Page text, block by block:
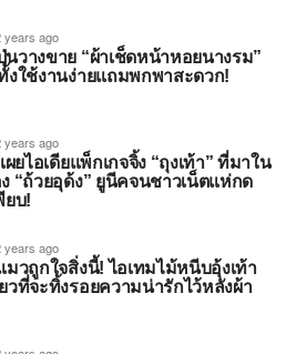
years ago
วางขาย “ผ้าเช็ดหน้าหอยนางรม”
งใช้งานง่ายแถมพกพาสะดวก!
years ago
ผยไอเดียแพ็กเกจจิ้ง “ถุงเท้า” ที่มาใน
“ถ้วยอุด้ง” ยูนีคจนชาวเน็ตแห่กด
ยบ!
years ago
มวถูกใจสิ่งนี้! ไอเทมไม้หนีบอุ้งเท้า
วที่จะทิ้งรอยความน่ารักไว้หลังผ้า